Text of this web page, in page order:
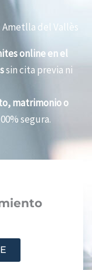
Ametlla del Vallès
online en el
sin cita previa ni
matrimonio o
segura.